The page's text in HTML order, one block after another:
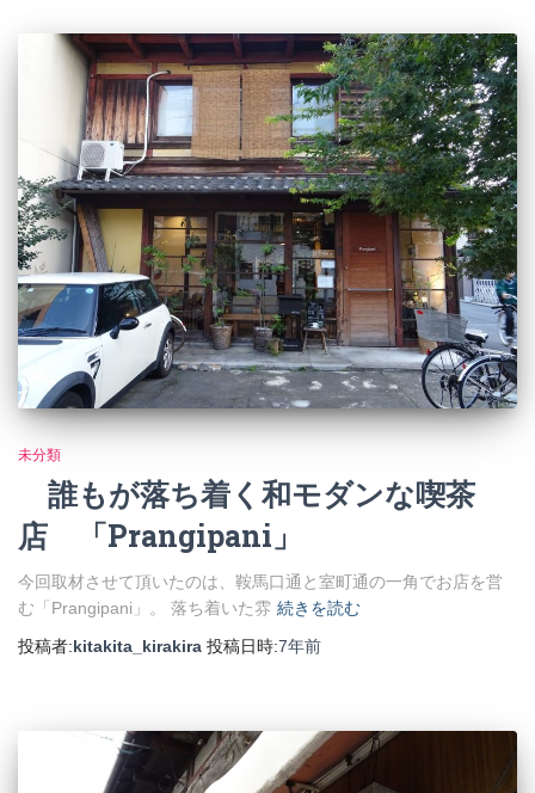
未分類
誰もが落ち着く和モダンな喫茶
店 「Prangipani」
今回取材させて頂いたのは、鞍馬口通と室町通の一角でお店を営
む「Prangipani」。 落ち着いた雰 続きを読む
投稿者:kitakita_kirakira 投稿日時:7年前